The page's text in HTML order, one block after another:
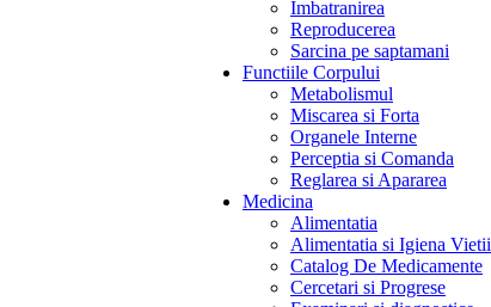
Imbatranirea
Reproducerea
Sarcina pe saptamani
Functiile Corpului
Metabolismul
Miscarea si Forta
Organele Interne
Perceptia si Comanda
Reglarea si Apararea
Medicina
Alimentatia
Alimentatia si Igiena Vietii
Catalog De Medicamente
Cercetari si Progrese